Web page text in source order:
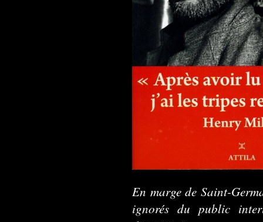
En marge de Saint-
ignorés du public